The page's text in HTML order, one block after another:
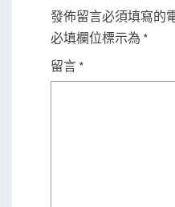
發佈留言必須填寫的
必填欄位標示為 *
留言 *